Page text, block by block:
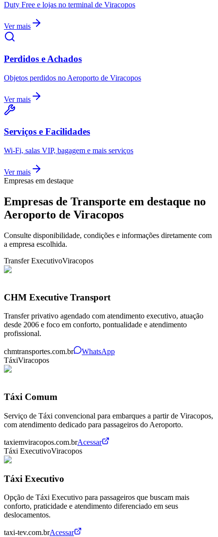
Duty Free e lojas no terminal de Viracopos
Ver mais
Perdidos e Achados
Objetos perdidos no Aeroporto de Viracopos
Ver mais
Serviços e Facilidades
Wi-Fi, salas VIP, bagagem e mais serviços
Ver mais
Empresas em destaque
Empresas de Transporte em destaque no
Aeroporto de Viracopos
Consulte disponibilidade, condições e informações diretamente com
a empresa escolhida.
Transfer ExecutivoViracopos
CHM Executive Transport
Transfer privativo agendado com atendimento executivo, atuação
desde 2006 e foco em conforto, pontualidade e atendimento
profissional.
chmtransportes.com.br
WhatsApp
TáxiViracopos
Táxi Comum
Serviço de Táxi convencional para embarques a partir de Viracopos,
com atendimento dedicado para passageiros do Aeroporto.
taxiemviracopos.com.brAcessar
Táxi ExecutivoViracopos
Táxi Executivo
Opção de Táxi Executivo para passageiros que buscam mais
conforto, praticidade e atendimento diferenciado em seus
deslocamentos.
taxi-tev.com.brAcessar